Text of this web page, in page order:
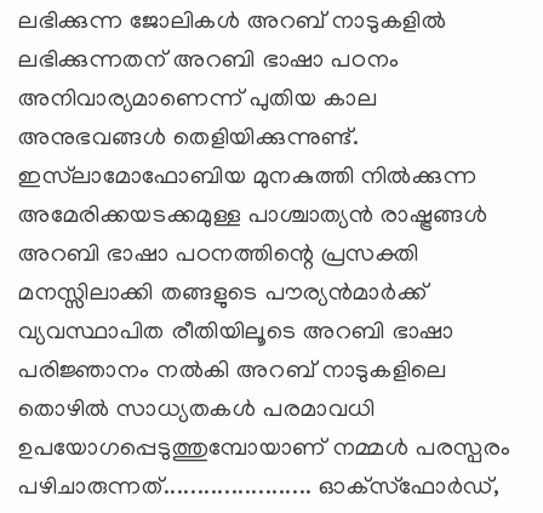
ലഭിക്കുന്ന ജോലികള്‍ അറബ് നാടുകളില്‍
ലഭിക്കുന്നതന് അറബി ഭാഷാ പഠനം
അനിവാര്യമാണെന്ന് പുതിയ കാല
അനുഭവങ്ങള്‍ തെളിയിക്കുന്നുണ്ട്.
ഇസ്‌ലാമോഫോബിയ മുനകുത്തി നില്‍ക്കുന്ന
അമേരിക്കയടക്കമുള്ള പാശ്ചാത്യന്‍ രാഷ്ട്രങ്ങള്‍
അറബി ഭാഷാ പഠനത്തിന്റെ പ്രസക്തി
മനസ്സിലാക്കി തങ്ങളുടെ പൗര്യന്‍മാര്‍ക്ക്
വ്യവസ്ഥാപിത രീതിയിലൂടെ അറബി ഭാഷാ
പരിജ്ഞാനം നല്‍കി അറബ് നാടുകളിലെ
തൊഴില്‍ സാധ്യതകള്‍ പരമാവധി
ഉപയോഗപ്പെടുത്തുമ്പോയാണ് നമ്മള്‍ പരസ്പരം
പഴിചാരുന്നത്...................... ഓക്‌സ്‌ഫോര്‍ഡ്,